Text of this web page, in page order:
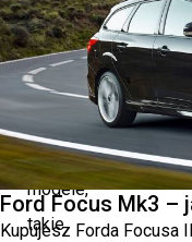
zdecydować
się
na
większe
modele,
takie
Ford Focus Mk3 –
Kupujesz Forda Focusa